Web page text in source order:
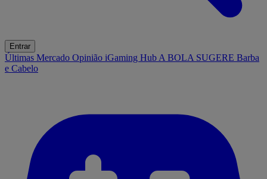
Entrar
Últimas Mercado Opinião iGaming Hub A BOLA SUGERE Barba
e Cabelo